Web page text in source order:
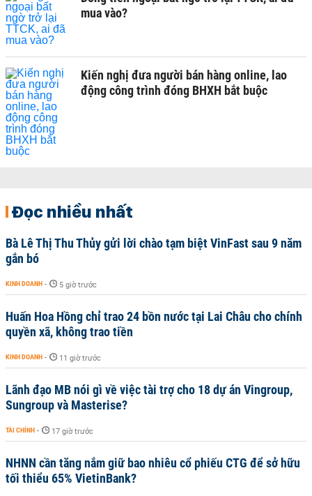
mua vào?
Kiến nghị đưa người bán hàng online, lao
động công trình đóng BHXH bắt buộc
Đọc nhiều nhất
Bà Lê Thị Thu Thủy gửi lời chào tạm biệt VinFast sau 9 năm
gắn bó
KINH DOANH - 5 giờ trước
Huấn Hoa Hồng chỉ trao 24 bồn nước tại Lai Châu cho chính
quyền xã, không trao tiền
KINH DOANH - 11 giờ trước
Lãnh đạo MB nói gì về việc tài trợ cho 18 dự án Vingroup,
Sungroup và Masterise?
TÀI CHÍNH - 17 giờ trước
NHNN cần tăng nắm giữ bao nhiêu cổ phiếu CTG để sở hữu
tối thiểu 65% VietinBank?